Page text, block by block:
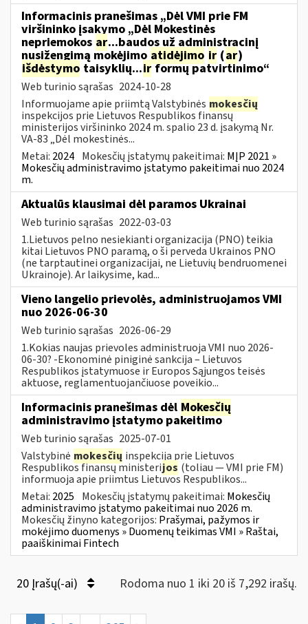
Informacinis pranešimas „Dėl VMI prie FM
viršininko įsakymo „Dėl Mokestinės
nepriemokos ar...baudos už administracinį
nusižengimą mokėjimo atidėjimo ir (ar)
išdėstymo taisyklių...irformų patvirtinimo“
Web turinio sąrašas 2024-10-28
Informuojame apie priimtą Valstybinės mokesčių
inspekcijos prie Lietuvos Respublikos finansų
ministerijos viršininko 2024 m. spalio 23 d. įsakymą Nr.
VA-83 „Dėl mokestinės...
Metai: 2024 Mokesčių įstatymų pakeitimai: MĮP 2021 »
Mokesčių administravimo įstatymo pakeitimai nuo 2024
m.
Aktualūs klausimai dėl paramos Ukrainai
Web turinio sąrašas 2022-03-03
1.Lietuvos pelno nesiekianti organizacija (PNO) teikia
kitai Lietuvos PNO paramą, o ši perveda Ukrainos PNO
(ne tarptautinei organizacijai, ne Lietuvių bendruomenei
Ukrainoje). Ar laikysime, kad...
Vieno langelio prievolės, administruojamos VMI
nuo 2026-06-30
Web turinio sąrašas 2026-06-29
1.Kokias naujas prievoles administruoja VMI nuo 2026-
06-30? -Ekonominė piniginė sankcija – Lietuvos
Respublikos įstatymuose ir Europos Sąjungos teisės
aktuose, reglamentuojančiuose poveikio...
Informacinis pranešimas dėl Mokesčių
administravimo įstatymo pakeitimo
Web turinio sąrašas 2025-07-01
Valstybinė mokesčių inspekcija prie Lietuvos
Respublikos finansų ministerijos (toliau — VMI prie FM)
informuoja apie priimtus Lietuvos Respublikos...
Metai: 2025 Mokesčių įstatymų pakeitimai: Mokesčių
administravimo įstatymo pakeitimai nuo 2026 m.
Mokesčių žinyno kategorijos: Prašymai, pažymos ir
mokėjimo duomenys » Duomenų teikimas VMI » Raštai,
paaiškinimai Fintech
20 Įrašų(-ai) Rodoma nuo 1 iki 20 iš 7,292 irašų.